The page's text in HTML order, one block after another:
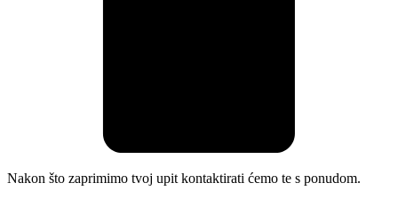
Nakon što zaprimimo tvoj upit kontaktirati ćemo te s ponudom.